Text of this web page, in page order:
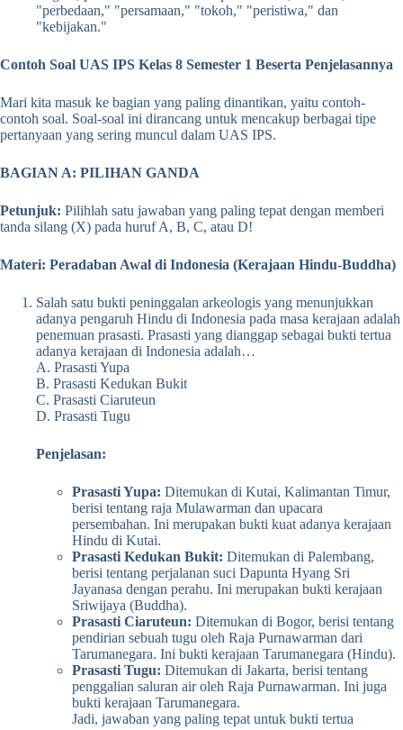
"perbedaan," "persamaan," "tokoh," "peristiwa," dan
"kebijakan."
Contoh Soal UAS IPS Kelas 8 Semester 1 Beserta Penjelasannya
Mari kita masuk ke bagian yang paling dinantikan, yaitu contoh-
contoh soal. Soal-soal ini dirancang untuk mencakup berbagai tipe
pertanyaan yang sering muncul dalam UAS IPS.
BAGIAN A: PILIHAN GANDA
Petunjuk: Pilihlah satu jawaban yang paling tepat dengan memberi
tanda silang (X) pada huruf A, B, C, atau D!
Materi: Peradaban Awal di Indonesia (Kerajaan Hindu-Buddha)
Salah satu bukti peninggalan arkeologis yang menunjukkan
adanya pengaruh Hindu di Indonesia pada masa kerajaan adalah
penemuan prasasti. Prasasti yang dianggap sebagai bukti tertua
adanya kerajaan di Indonesia adalah…
A. Prasasti Yupa
B. Prasasti Kedukan Bukit
C. Prasasti Ciaruteun
D. Prasasti Tugu
Penjelasan:
Prasasti Yupa: Ditemukan di Kutai, Kalimantan Timur,
berisi tentang raja Mulawarman dan upacara
persembahan. Ini merupakan bukti kuat adanya kerajaan
Hindu di Kutai.
Prasasti Kedukan Bukit: Ditemukan di Palembang,
berisi tentang perjalanan suci Dapunta Hyang Sri
Jayanasa dengan perahu. Ini merupakan bukti kerajaan
Sriwijaya (Buddha).
Prasasti Ciaruteun: Ditemukan di Bogor, berisi tentang
pendirian sebuah tugu oleh Raja Purnawarman dari
Tarumanegara. Ini bukti kerajaan Tarumanegara (Hindu).
Prasasti Tugu: Ditemukan di Jakarta, berisi tentang
penggalian saluran air oleh Raja Purnawarman. Ini juga
bukti kerajaan Tarumanegara.
Jadi, jawaban yang paling tepat untuk bukti tertua